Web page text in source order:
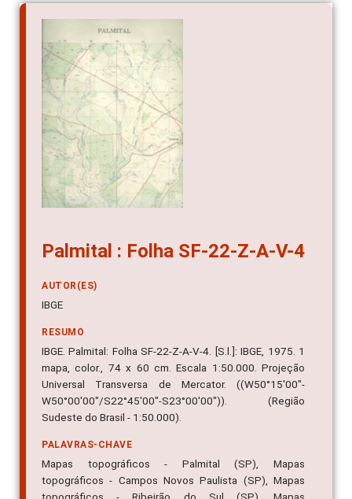
Palmital : Folha SF-22-Z-A-V-4
AUTOR(ES)
IBGE
RESUMO
IBGE. Palmital: Folha SF-22-Z-A-V-4. [S.l.]: IBGE, 1975. 1
mapa, color., 74 x 60 cm. Escala 1:50.000. Projeção
Universal Transversa de Mercator. ((W50°15'00"-
W50°00'00"/S22°45'00"-S23°00'00")). (Região
Sudeste do Brasil - 1:50.000).
PALAVRAS-CHAVE
Mapas topográficos - Palmital (SP), Mapas
topográficos - Campos Novos Paulista (SP), Mapas